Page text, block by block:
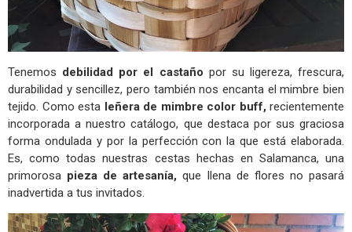
Tenemos debilidad por el castaño por su ligereza, frescura,
durabilidad y sencillez, pero también nos encanta el mimbre bien
tejido. Como esta leñera de mimbre color buff, recientemente
incorporada a nuestro catálogo, que destaca por sus graciosa
forma ondulada y por la perfección con la que está elaborada.
Es, como todas nuestras cestas hechas en Salamanca, una
primorosa pieza de artesanía, que llena de flores no pasará
inadvertida a tus invitados.